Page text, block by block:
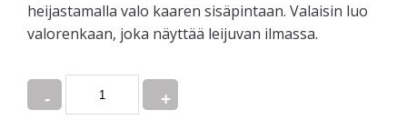
heijastamalla valo kaaren sisäpintaan. Valaisin luo
valorenkaan, joka näyttää leijuvan ilmassa.
Quantity